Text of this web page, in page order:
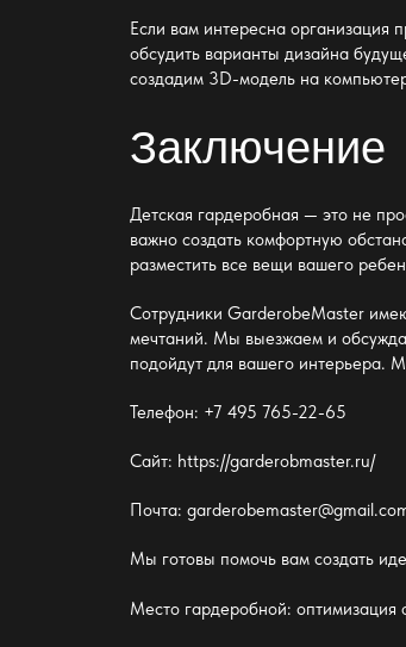
Если вам интересна организация
обсудить вариантыдизайна
создадим 3D-модель на
Заключение
Детская гардеробная — это не
важно создать комфортную
разместить все вещи вашего
Сотрудники GarderobeMaster
мечтаний. Мы выезжаем и
подойдут для вашего интерьера.
Телефон: +7 495 765-22-65
Сайт: https://garderobmaster.ru/
Почта:
Мы готовы помочь вам создать
Место гардеробной: оптимизация